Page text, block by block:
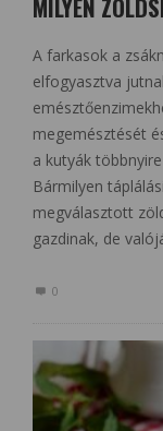
MILYEN
A farkasok a
elfogyasztva
megemésztését
a kutyák
Bármilyen
megválasztott
gazdinak, de
0